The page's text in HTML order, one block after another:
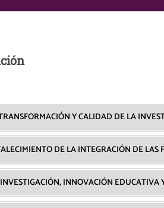
Y CALIDAD DE LA
DE LA INTEGRACIÓN DE
INNOVACIÓN EDUCATIVA